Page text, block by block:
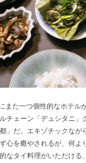
また一つ個性的なホテル
チェーン「デュシタニ」
」だ。エキゾチックなが
心を癒やされるが、何よ
なタイ料理がいただける